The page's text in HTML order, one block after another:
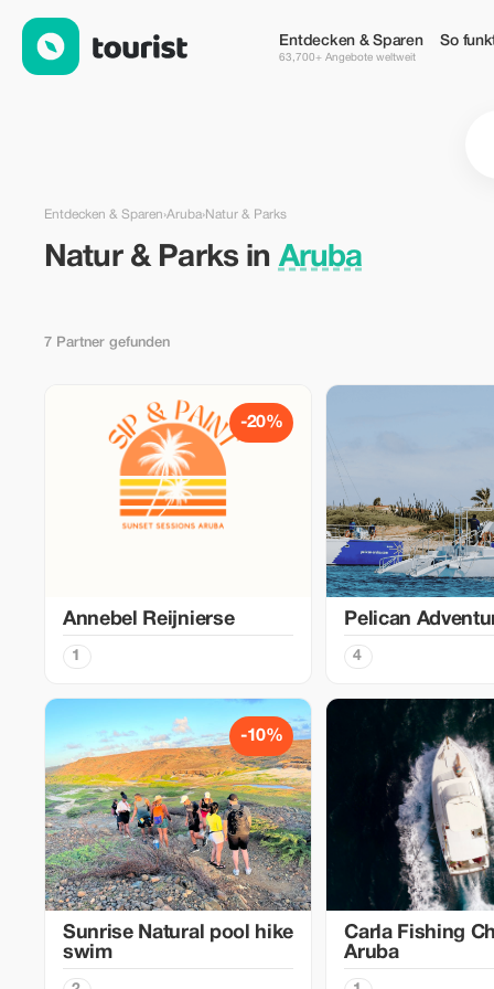
Entdecken & Sparen
63,700+ Angebote weltweit
So
Entdecken & Sparen›Aruba›Natur & Parks
Natur & Parks in Aruba
7 Partner gefunden
-20%
Annebel Reijnierse
1
Pelican
4
-10%
Sunrise Natural pool hike
swim
Carla Fishing
Aruba